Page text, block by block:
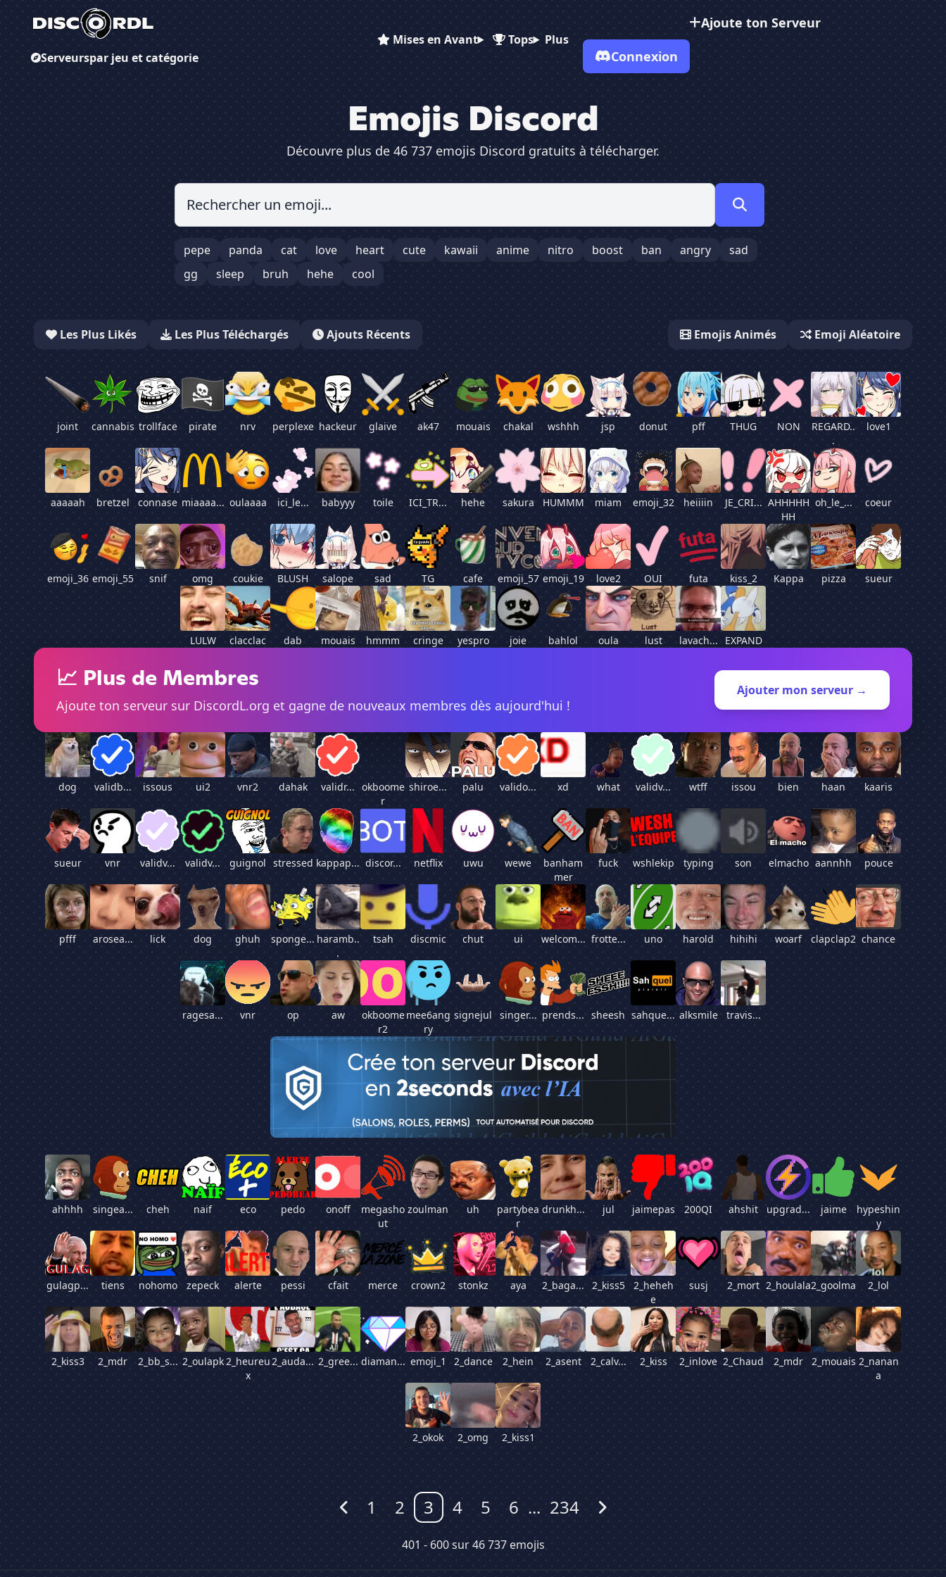
Serveurspar jeu et catégorie
Mises en Avant Tops Plus
Ajoute ton Serveur
Connexion
Emojis Discord
Découvre plus de 46 737 emojis Discord gratuits à télécharger.
pepe panda cat love heart cute kawaii anime nitro boost ban angry
sad
gg
sleep bruh hehe cool
Les Plus Likés Les Plus Téléchargés Ajouts Récents Emojis Animés Emoji Aléatoire
joint cannabis trollface pirate nrv perplexe hackeur glaive ak47 mouais chakal wshhh jsp donut pff THUG NON
REGARD..
.
love1
aaaaah bretzel connase miaaaa... oulaaaa ici_le... babyyy toile ICI_TR... hehe sakura HUMMM miam emoji_32 heiiiin JE_CRI... AHHHHH
HH
oh_le_... coeur
emoji_36 emoji_55 snif omg coukie BLUSH salope sad TG cafe emoji_57 emoji_19 love2 OUI futa kiss_2 Kappa pizza sueur
LULW clacclac dab mouais hmmm cringe yespro joie bahlol oula lust lavach... EXPAND
📈 Plus de Membres
Ajoute ton serveur sur DiscordL.org et gagne de nouveaux membres dès aujourd'hui !
Ajouter mon serveur →
dog validb... issous ui2 vnr2 dahak validr... okboome
r
shiroe... palu valido... xd what validv... wtff issou bien haan kaaris
sueur vnr validv... validv... guignol stressed kappap... discor... netflix uwu wewe
banham
mer
fuck wshlekip typing son elmacho aannhh pouce
pfff arosea... lick dog ghuh sponge... haramb..
.
tsah discmic chut ui welcom... frotte... uno harold hihihi woarf clapclap2 chance
ragesa... vnr op aw
okboome
r2
mee6ang
ry
signejul singer... prends... sheesh sahque... alksmile travis...
ahhhh singea... cheh naif eco pedo onoff
megasho
ut
zoulman uh
partybea
r
drunkh... jul jaimepas 200QI ahshit upgrad... jaime
hypeshin
y
gulagp... tiens nohomo zepeck alerte pessi cfait merce crown2 stonkz aya 2_baga... 2_kiss5
2_heheh
e
susj 2_mort 2_houlala2_goolma 2_lol
2_kiss3 2_mdr 2_bb_s... 2_oulapk2_heureu
x
2_auda... 2_gree... diaman... emoji_1 2_dance 2_hein 2_asent 2_calv... 2_kiss 2_inlove 2_Chaud 2_mdr 2_mouais 2_nanan
a
2_okok 2_omg 2_kiss1
Précédent
1 2 3 4 5 6 ... 234 Suivant
401 - 600 sur 46 737 emojis
ID :
Dimensions :
Taille :
Date d'ajout :